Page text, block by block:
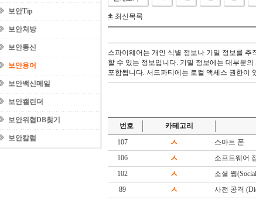
보안Tip
보안처방
보안통신
보안용어
보안백신메일
보안캘린더
보안위협DB찾기
보안칼럼
최신목록
스파이웨어는 개인 식별 정보나 기밀 정보를
할 수 있는 정보입니다. 기밀 정보에는 대부분
포함됩니다. 서드파티에는 로컬 액세스 권한이
번호 카테고리
107
ㅅ 스마트 폰
106
ㅅ 소프트웨어
102
ㅅ 소셜 웹
89
ㅅ 사전 공격